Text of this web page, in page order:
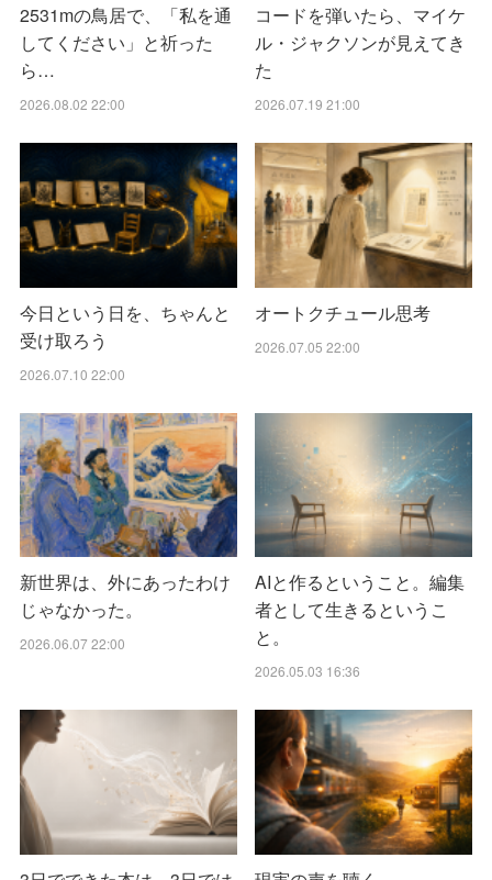
2531mの鳥居で、「私を通
してください」と祈った
ら…
2026.08.02 22:00
コードを弾いたら、マイケ
ル・ジャクソンが見えてき
た
2026.07.19 21:00
今日という日を、ちゃんと
受け取ろう
2026.07.10 22:00
オートクチュール思考
2026.07.05 22:00
新世界は、外にあったわけ
じゃなかった。
2026.06.07 22:00
AIと作るということ。編集
者として生きるというこ
と。
2026.05.03 16:36